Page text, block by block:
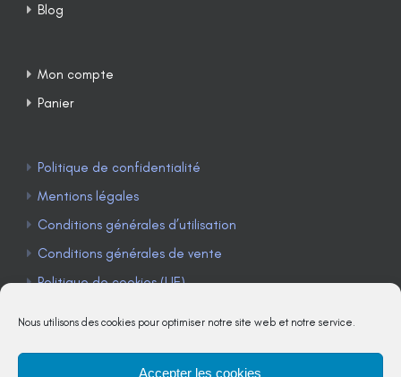
Nous utilisons des cookies pour optimiser notre site web et notre service.
Accepter les cookies
Blog
Mon compte
Panier
Politique de confidentialité
Mentions légales
Conditions générales d’utilisation
Conditions générales de vente
Politique de cookies (UE)